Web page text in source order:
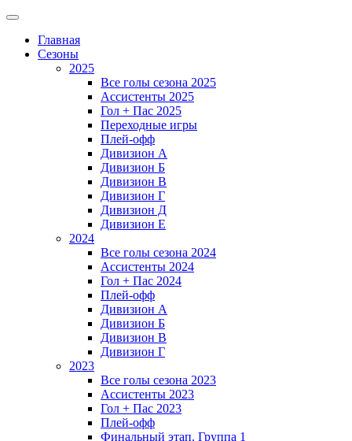
Главная
Сезоны
2025
Все голы сезона 2025
Ассистенты 2025
Гол + Пас 2025
Переходные игры
Плей-офф
Дивизион A
Дивизион Б
Дивизион В
Дивизион Г
Дивизион Д
Дивизион Е
2024
Все голы сезона 2024
Ассистенты 2024
Гол + Пас 2024
Плей-офф
Дивизион A
Дивизион Б
Дивизион В
Дивизион Г
2023
Все голы сезона 2023
Ассистенты 2023
Гол + Пас 2023
Плей-офф
Финальный этап. Группа 1